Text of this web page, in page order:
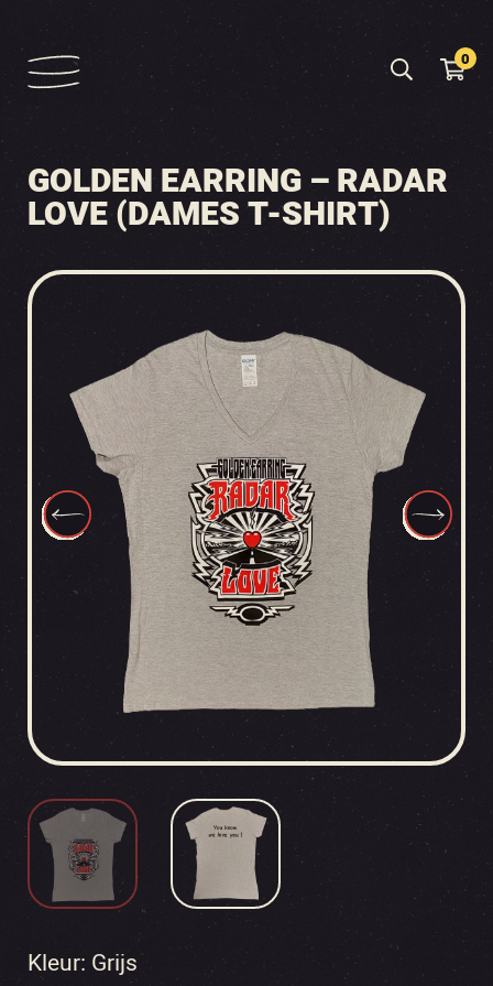
0
GOLDEN EARRING – RADAR
LOVE (DAMES T-SHIRT)
Kleur: Grijs